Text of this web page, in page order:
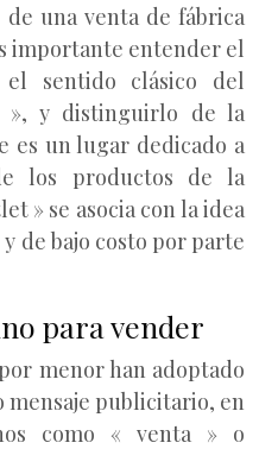
una venta de fábrica
importante entender el
sentido clásico del
y distinguirlo de la
es un lugar dedicado a
los productos de la
» se asocia con la idea
de bajo costo por parte
para vender
menor han adoptado
publicitario, en
como « venta » o